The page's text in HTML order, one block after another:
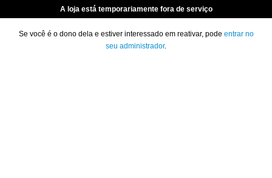
A loja está temporariamente fora de serviço
Se você é o dono dela e estiver interessado em reativar, pode entrar no
seu administrador.